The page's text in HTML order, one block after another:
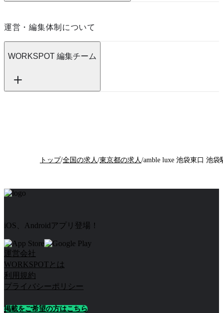
運営・編集体制について
WORKSPOT 編集チーム
トップ/全国の求人 /東京都の求人 /
iOS、Androidアプリ登場！
運営会社
WORKSPOTとは
利用規約
プライバシーポリシー
掲載をご希望の方はこちら